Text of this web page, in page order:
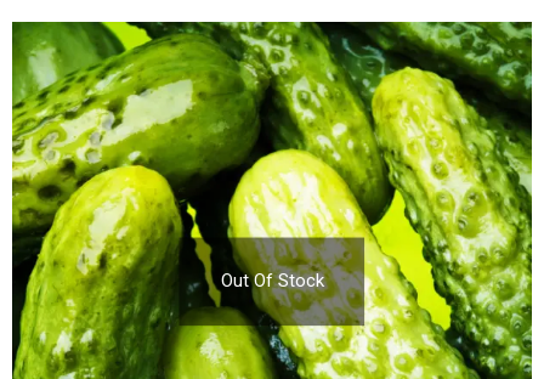
Out Of Stock